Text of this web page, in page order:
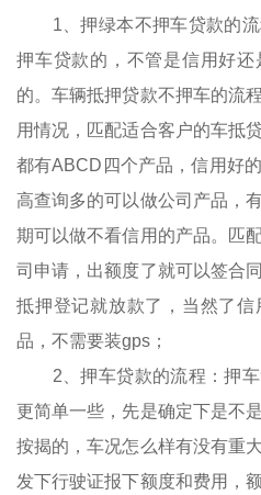
1、押绿本不押车贷款的流
押车贷款的，不管是信用好
的。车辆抵押贷款不押车的流
用情况，匹配适合客户的车抵
都有ABCD四个产品，信用好
高查询多的可以做公司产品，
期可以做不看信用的产品。匹
司申请，出额度了就可以签合
抵押登记就放款了，当然了
品，不需要装gps；
2、押车贷款的流程：押车
更简单一些，先是确定下是不
按揭的，车况怎么样有没有重
发下行驶证报下额度和费用，